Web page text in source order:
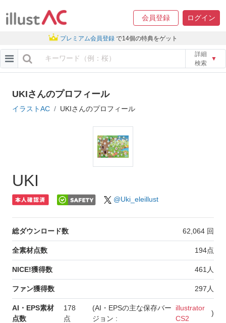
会員登録 ログイン
プレミアム会員登録 で14個の特典をゲット
詳細
検索
▼
UKIさんのプロフィール
イラストAC UKIさんのプロフィール
UKI
@Uki_eleillust
総ダウンロード数 62,064 回
全素材点数 194点
NICE!獲得数 461 人
ファン獲得数 297 人
AI・EPS素材
点数
178
点
(AI・EPSの主な保存バー
ジョン :
illustrator
CS2
)